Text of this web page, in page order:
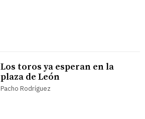
Los toros ya esperan en la
plaza de León
Pacho Rodríguez